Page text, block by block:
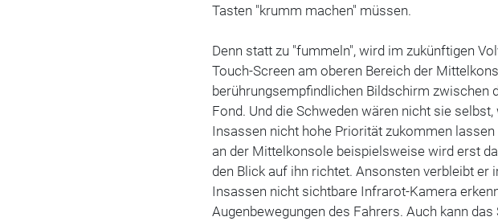
Tasten "krumm machen" müssen.
Denn statt zu "fummeln", wird im zukünftigen
Touch-Screen am oberen Bereich der
berührungsempfindlichen Bildschirm zwischen
Fond. Und die Schweden wären nicht sie
Insassen nicht hohe Priorität zukommen
an der Mittelkonsole beispielsweise wird erst
den Blick auf ihn richtet. Ansonsten verbleibt er
Insassen nicht sichtbare Infrarot-Kamera
Augenbewegungen des Fahrers. Auch kann